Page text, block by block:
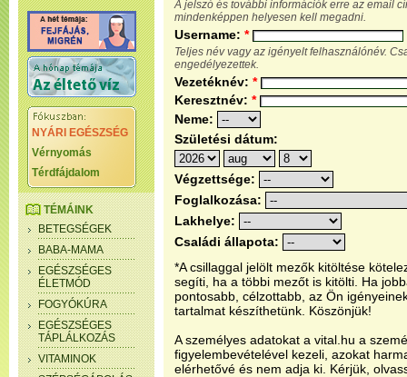
NYÁRI EGÉSZSÉG
Vérnyomás
Térdfájdalom
TÉMÁINK
BETEGSÉGEK
BABA-MAMA
EGÉSZSÉGES
ÉLETMÓD
FOGYÓKÚRA
EGÉSZSÉGES
TÁPLÁLKOZÁS
VITAMINOK
A jelszó és további információk erre az email
mindenképpen helyesen kell megadni.
Username: *
Teljes név vagy az igényelt felhasználónév.
engedélyezettek.
Vezetéknév: *
Keresztnév: *
Neme:
Születési dátum:
Végzettsége:
Foglalkozása:
Lakhelye:
Családi állapota:
*A csillaggal jelölt mezők kitöltése
segíti, ha a többi mezőt is kitölti. Ha
pontosabb, célzottabb, az Ön
tartalmat készíthetünk. Köszönjük!
A személyes adatokat a vital.hu a
figyelembevételével kezeli, azokat
elérhetővé és nem adja ki. Kérjük,